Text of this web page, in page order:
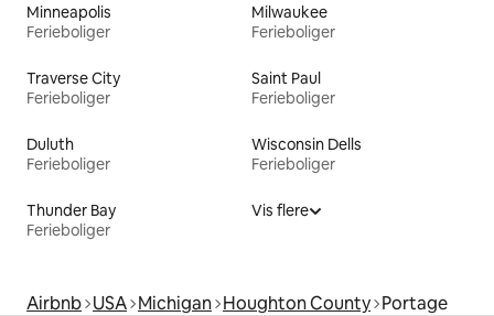
Minneapolis
Ferieboliger
Milwaukee
Ferieboliger
Traverse City
Ferieboliger
Saint Paul
Ferieboliger
Duluth
Ferieboliger
Wisconsin Dells
Ferieboliger
Thunder Bay
Ferieboliger
Vis flere
Airbnb USA Michigan Houghton County Portage